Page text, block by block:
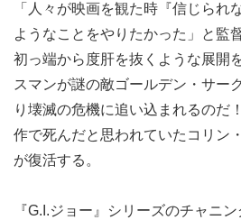
「人々が映画を観た時『信じられ
ようなことをやりたかった」と監
初っ端から度肝を抜くような展開
スマンが謎の敵ゴールデン・サー
り壊滅の危機に追い込まれるのだ
作で死んだと思われていたコリン
が復活する。
『G.I.ジョー』シリーズのチャニ